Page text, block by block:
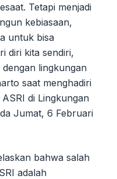
Tetapi menjadi
kebiasaan,
untuk bisa
diri kita sendiri,
lingkungan
saat menghadiri
di Lingkungan
Jumat, 6 Februari
bahwa salah
adalah